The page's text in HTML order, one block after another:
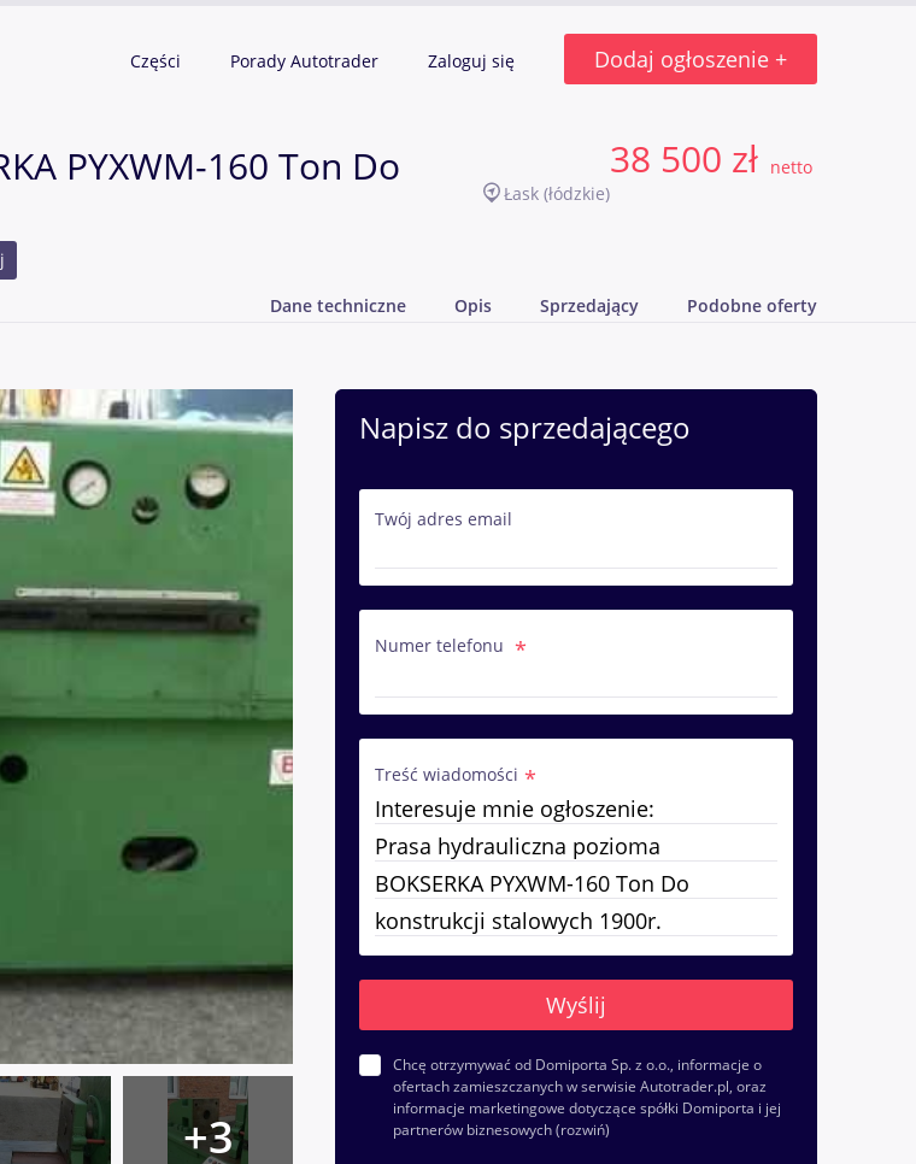
Części Porady Autotrader Zaloguj się Dodaj ogłoszenie +
PYXWM-160 Ton Do
Łask (łódzkie)
38 500 zł netto
Dane techniczne Opis Sprzedający Podobne oferty
Napisz do sprzedającego
Twój adres email
Numer telefonu
Treść wiadomości
Chcę otrzymywać od Domiporta Sp. z o.o., informacje o
ofertach zamieszczanych w serwisie Autotrader.pl, oraz
informacje marketingowe dotyczące spółki Domiporta i jej
partnerów biznesowych(rozwiń)